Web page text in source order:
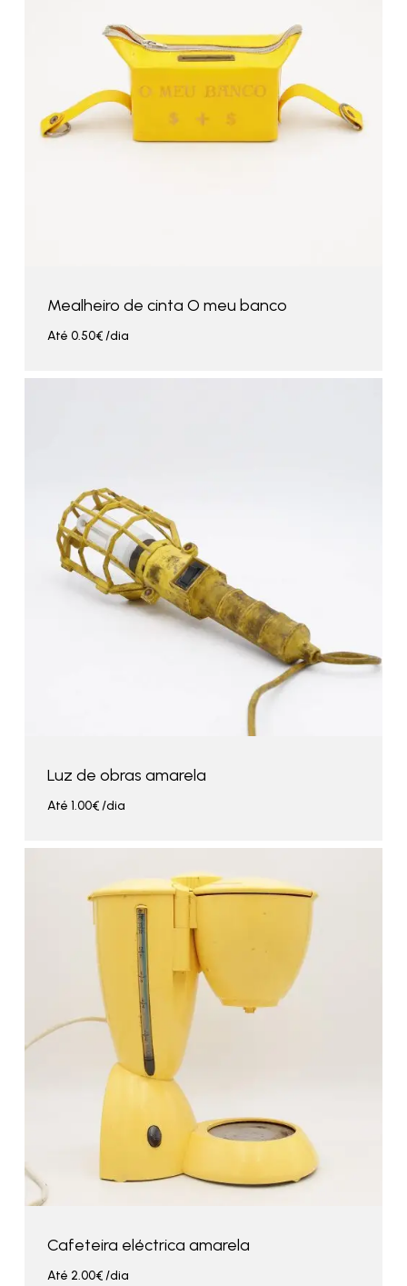
Mealheiro de cinta O meu banco
Até 0.50€/dia
Luz de obras amarela
Até 1.00€/dia
Cafeteira eléctrica amarela
Até 2.00€/dia